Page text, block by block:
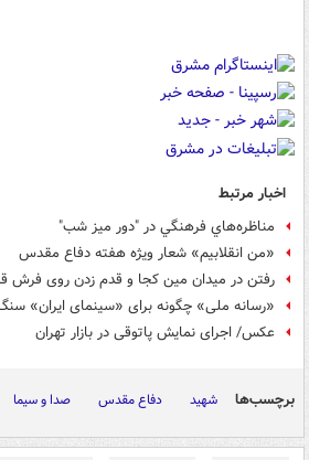
اخبار مرتبط
مناظره‌هاي فرهنگي در "دور ميز شب"
«من انقلابیم» شعار ویژه هفته دفاع مقدس
رفتن در میدان مین کجا و قدم زدن روی فرش
«رسانه ملی» چگونه برای «سینمای ایران»
عکس/ اجرای نمایش پاتوقی در بازار تهران
برچسب‌ها شهید دفاع مقدس صدا و سیما